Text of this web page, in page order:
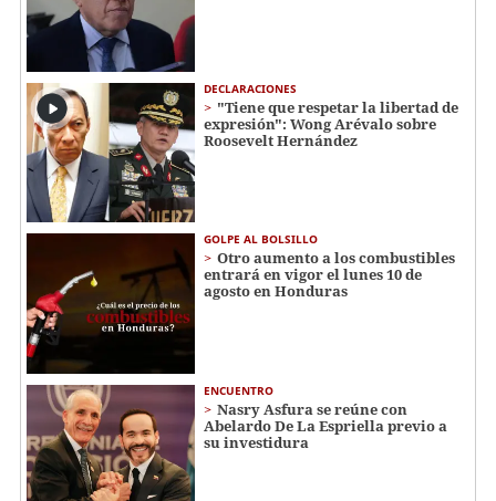
DECLARACIONES
"Tiene que respetar la libertad de
expresión": Wong Arévalo sobre
Roosevelt Hernández
GOLPE AL BOLSILLO
Otro aumento a los combustibles
entrará en vigor el lunes 10 de
agosto en Honduras
ENCUENTRO
Nasry Asfura se reúne con
Abelardo De La Espriella previo a
su investidura